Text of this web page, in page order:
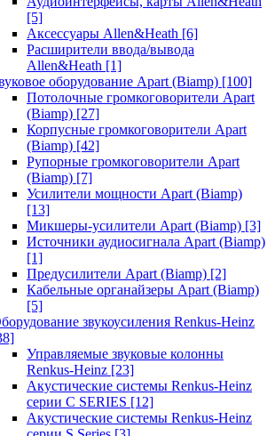
[5]
Аксессуары Allen&Heath [6]
Расширители ввода/вывода
Allen&Heath [1]
оборудование Apart (Biamp) [100]
Потолочные громкоговорители Apart
(Biamp) [27]
Корпусные громкоговорители Apart
(Biamp) [42]
Рупорные громкоговорители Apart
(Biamp) [7]
Усилители мощности Apart (Biamp)
[13]
Микшеры-усилители Apart (Biamp) [3]
Источники аудиосигнала Apart (Biamp)
[1]
Предусилители Apart (Biamp) [2]
Кабельные органайзеры Apart (Biamp)
[5]
звукоусиления Renkus-Heinz
Управляемые звуковые колонны
Renkus-Heinz [23]
Акустические системы Renkus-Heinz
серии C SERIES [12]
Акустические системы Renkus-Heinz